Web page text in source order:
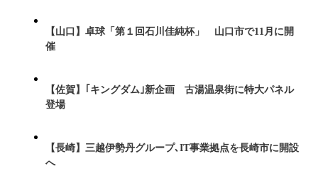
【山口】卓球「第１回石川佳純杯」 山口市で11月に開
催
【佐賀】｢キングダム｣新企画 古湯温泉街に特大パネル
登場
【長崎】三越伊勢丹グループ､IT事業拠点を長崎市に開設
へ